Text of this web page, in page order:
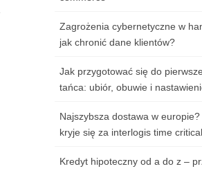
Zagrożenia cybernetyczne w
jak chronić dane klientów?
Jak przygotować się do
tańca: ubiór, obuwie i
Najszybsza dostawa w
kryje się za interlogis time critical
Kredyt hipoteczny od a do z –